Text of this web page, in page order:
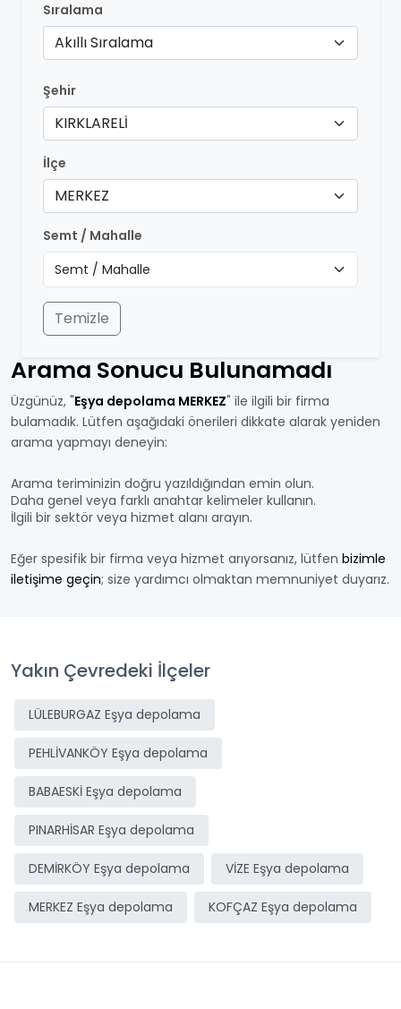
Sıralama
Akıllı Sıralama
Şehir
KIRKLARELİ
İlçe
MERKEZ
Semt / Mahalle
Temizle
Arama Sonucu Bulunamadı
Üzgünüz, "Eşya depolama MERKEZ" ile ilgili bir firma
bulamadık. Lütfen aşağıdaki önerileri dikkate alarak yeniden
arama yapmayı deneyin:
Arama teriminizin doğru yazıldığından emin olun.
Daha genel veya farklı anahtar kelimeler kullanın.
İlgili bir sektör veya hizmet alanı arayın.
Eğer spesifik bir firma veya hizmet arıyorsanız, lütfen bizimle
iletişime geçin; size yardımcı olmaktan memnuniyet duyarız.
Yakın Çevredeki İlçeler
LÜLEBURGAZ Eşya depolama
PEHLİVANKÖY Eşya depolama
BABAESKİ Eşya depolama
PINARHİSAR Eşya depolama
DEMİRKÖY Eşya depolama VİZE Eşya depolama
MERKEZ Eşya depolama KOFÇAZ Eşya depolama